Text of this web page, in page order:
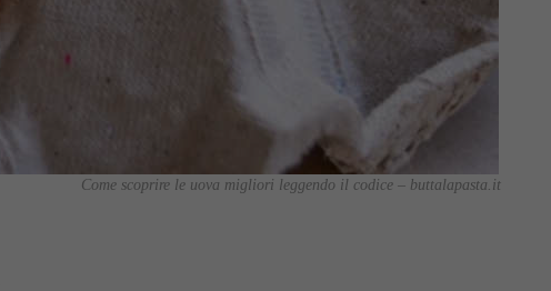
Come scoprire le uova migliori leggendo il codice – buttalapasta.it